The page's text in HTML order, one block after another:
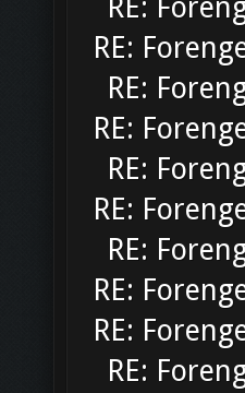
RE:
RE:
RE:
RE:
RE:
RE:
RE:
RE:
RE:
RE: